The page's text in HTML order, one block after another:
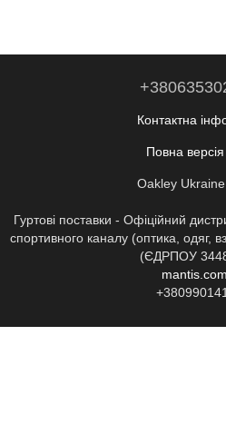
Контактна
Повна
Oakley
Гуртові поставки - Офіційний
спортивного каналу (оптика, одяг,
(ЄДРПОУ